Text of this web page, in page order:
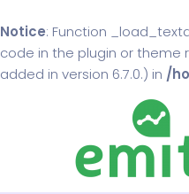
Notice: Function
code in the plugin or theme
added in version 6.7.0.) in /